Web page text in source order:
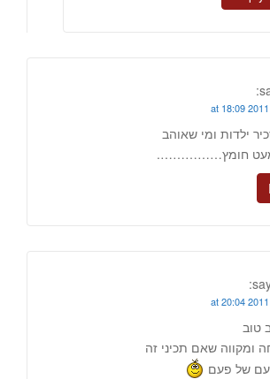
ילדות ומי שאוהב
מעט חומץ…………….
טוב
ומקווה שאם תכיני זה
של פעם